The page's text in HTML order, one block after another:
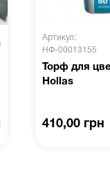
Артикул:
НФ-00013155
Торф для
Hollas
410,00 грн